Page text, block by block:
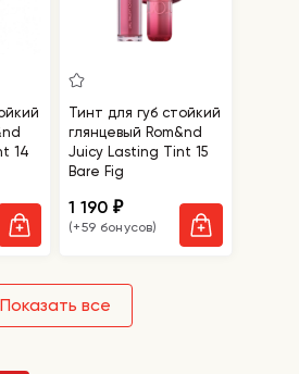
14
Тинт для губ стойкий
глянцевый Rom&nd
Juicy Lasting Tint 15
Bare Fig
1 190₽
(+59 бонусов)
Показать все